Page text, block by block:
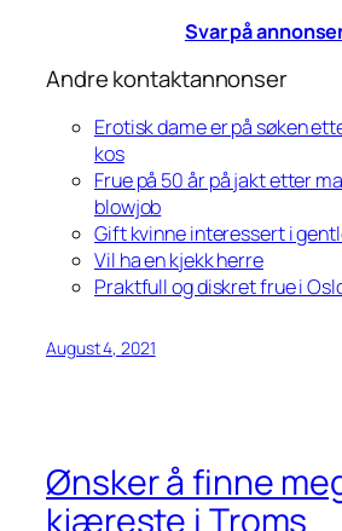
Svar på
Andre kontaktannonser
Erotisk dame er på søken
kos
Frue på 50 år på jakt etter
blowjob
Gift kvinne interessert i
Vil ha en kjekk herre
Praktfull og diskret frue i
August 4, 2021
Ønsker å finne
kjæreste i Troms